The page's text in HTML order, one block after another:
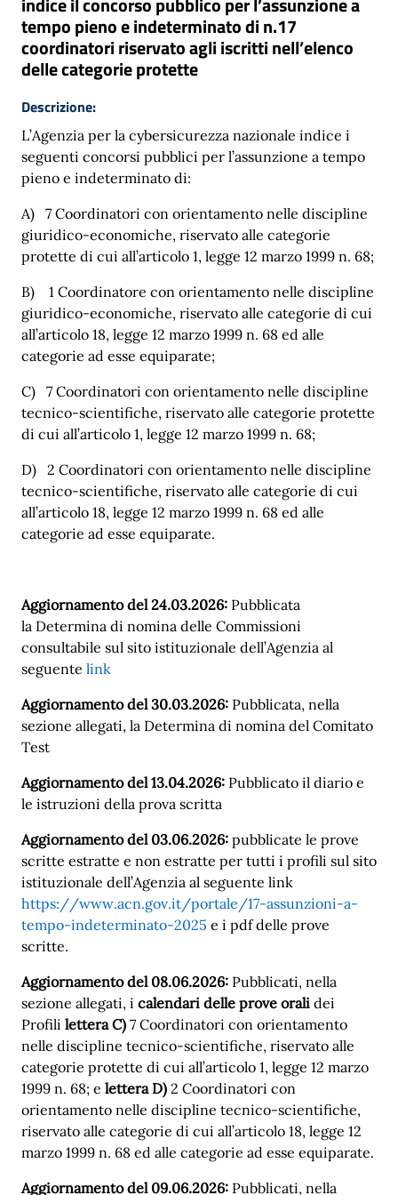
tempo pieno e indeterminato di n.17
coordinatori riservato agli iscritti nell’elenco
delle categorie protette
Descrizione:
L’Agenzia per la cybersicurezza nazionale indice i
seguenti concorsi pubblici per l’assunzione a tempo
pieno e indeterminato di:
A) 7 Coordinatori con orientamento nelle discipline
giuridico-economiche, riservato alle categorie
protette di cui all’articolo 1, legge 12 marzo 1999 n. 68;
B) 1 Coordinatore con orientamento nelle discipline
giuridico-economiche, riservato alle categorie di cui
all’articolo 18, legge 12 marzo 1999 n. 68 ed alle
categorie ad esse equiparate;
C) 7 Coordinatori con orientamento nelle discipline
tecnico-scientifiche, riservato alle categorie protette
di cui all’articolo 1, legge 12 marzo 1999 n. 68;
D) 2 Coordinatori con orientamento nelle discipline
tecnico-scientifiche, riservato alle categorie di cui
all’articolo 18, legge 12 marzo 1999 n. 68 ed alle
categorie ad esse equiparate.
Aggiornamento del 24.03.2026: Pubblicata
la Determina di nomina delle Commissioni
consultabile sul sito istituzionale dell’Agenzia al
seguente link
Aggiornamento del 30.03.2026: Pubblicata, nella
sezione allegati, la Determina di nomina del Comitato
Test
Aggiornamento del 13.04.2026: Pubblicato il diario e
le istruzioni della prova scritta
Aggiornamento del 03.06.2026: pubblicate le prove
scritte estratte e non estratte per tutti i profili sul sito
istituzionale dell’Agenzia al seguente link
https://www.acn.gov.it/portale/17-assunzioni-a-
tempo-indeterminato-2025 e i pdf delle prove
scritte.
Aggiornamento del 08.06.2026: Pubblicati, nella
sezione allegati, i calendari delle prove orali dei
Profili lettera C) 7 Coordinatori con orientamento
nelle discipline tecnico-scientifiche, riservato alle
categorie protette di cui all’articolo 1, legge 12 marzo
1999 n. 68; e lettera D) 2 Coordinatori con
orientamento nelle discipline tecnico-scientifiche,
riservato alle categorie di cui all’articolo 18, legge 12
marzo 1999 n. 68 ed alle categorie ad esse equiparate.
Aggiornamento del 09.06.2026: Pubblicati, nella